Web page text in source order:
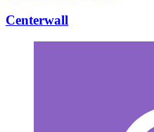
Centerwall